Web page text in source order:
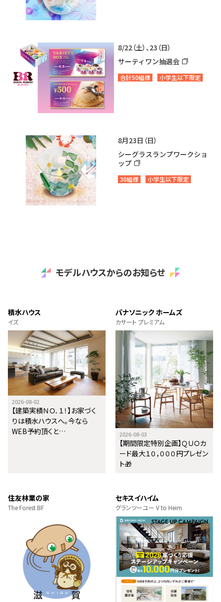
合計50組様 小学生以下限定
8/22（土）、23（日）
サーティワン抽選会
30組様 小学生以下限定
8月23日（日）
シーグラスランプワークショ
ップ
モデルハウスからのお知らせ
積水ハウス
イズ
2026-08-02
【建築実績ＮＯ．１！】お家づく
りは積水ハウスへ。今なら
WEB予約頂くと…
パナソニック ホームズ
カサート プレミアム
2026-08-03
【期間限定特別企画】ＱＵＯカ
ード最大１０，０００円プレゼン
ト🎁
住友林業の家
The Forest BF
セキスイハイム
グランツーユー V to Heim